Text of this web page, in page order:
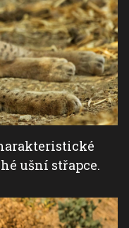
ušní střapce.